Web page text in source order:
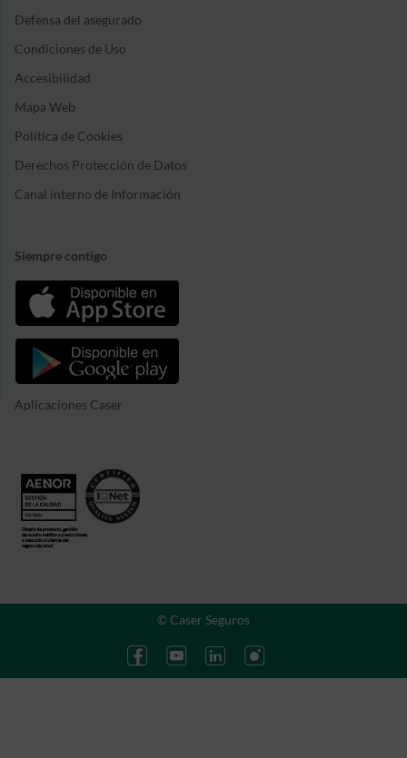
Defensa del asegurado
Condiciones de Uso
Accesibilidad
Mapa Web
Política de Cookies
Derechos Protección de Datos
Canal interno de Información
Siempre contigo
Aplicaciones Caser
© Caser Seguros